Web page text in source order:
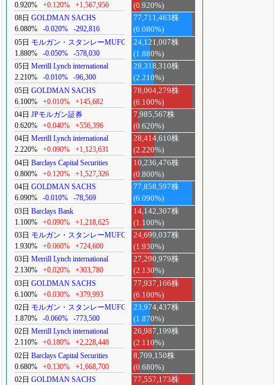
0.920% +0.120% +1,567,956
(0.920%)
08日 GOLDMAN SACHS
6.080%
-0.020% -292,816
77,711,463株
(6.080%)
05日 モルガン・スタンレーMUFG
1.880%
-0.050% -578,030
24,121,007株
(1.880%)
05日 Merrill Lynch international
2.210%
-0.010% -96,300
28,318,310株
(2.210%)
05日 GOLDMAN SACHS
6.100%
+0.010% +145,682
78,004,279株
(6.100%)
04日 JPモルガン証券
0.620%
+0.040% +556,396
7,985,567株
(0.620%)
04日 Merrill Lynch international
2.220%
+0.090% +1,123,631
28,414,610株
(2.220%)
04日 Barclays Capital Securities
0.800%
+0.120% +1,527,326
10,236,476株
(0.800%)
04日 GOLDMAN SACHS
6.090%
-0.010% -78,569
77,858,597株
(6.090%)
03日 Barclays Bank
1.100%
+0.090% +1,218,625
14,142,307株
(1.100%)
03日 モルガン・スタンレーMUFG
1.930%
+0.060% +724,600
24,699,037株
(1.930%)
03日 Merrill Lynch international
2.130%
+0.020% +303,780
27,290,979株
(2.130%)
03日 GOLDMAN SACHS
6.100%
+0.030% +379,993
77,937,166株
(6.100%)
02日 モルガン・スタンレーMUFG
1.870%
-0.060% -773,500
23,974,437株
(1.870%)
02日 Merrill Lynch international
2.110%
+0.180% +2,228,448
26,987,199株
(2.110%)
02日 Barclays Capital Securities
0.680%
+0.130% +1,668,700
8,709,150株
(0.680%)
02日 GOLDMAN SACHS
77,557,173株